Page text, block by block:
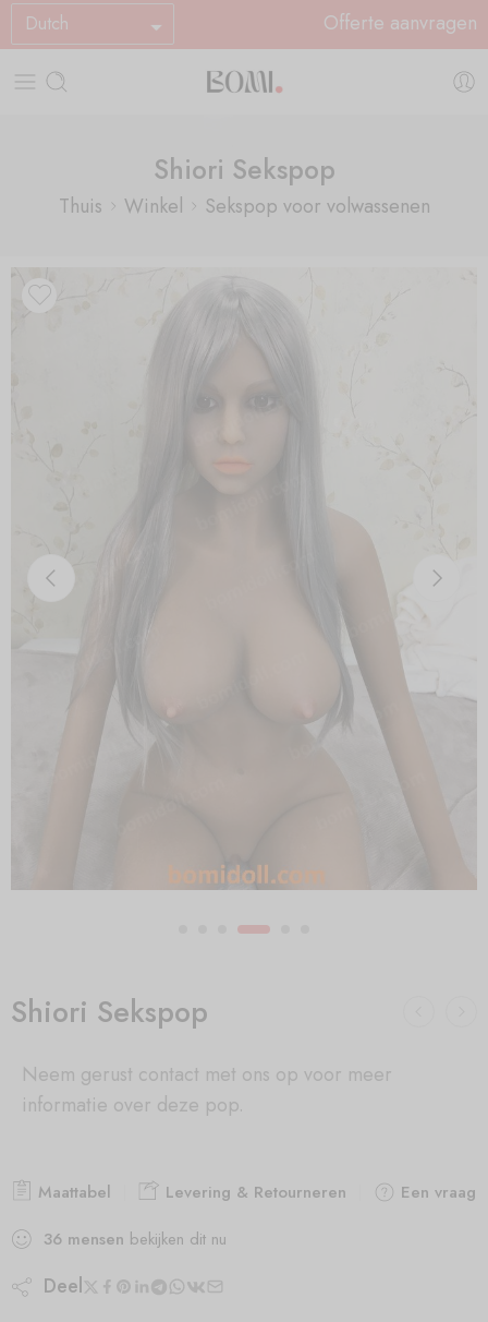
Dutch Offerte aanvragen
Shiori Sekspop
Thuis Winkel Sekspop voor volwassenen
Shiori Sekspop
Neem gerust contact met ons op voor meer
informatie over deze pop.
Maattabel Levering & Retourneren
Een vraag
36 mensen bekijken dit nu
Deel